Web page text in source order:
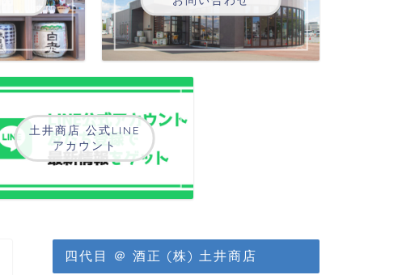
土井商店 公式LINE
アカウント
四代目 ＠ 酒正 (株) 土井商店